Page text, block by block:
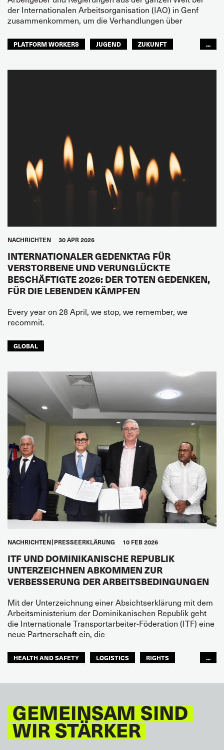
der Internationalen Arbeitsorganisation (IAO) in Genf
zusammenkommen, um die Verhandlungen über
PLATFORM WORKERS JUGEND
ZUKUNFT
...
NACHRICHTEN 30 APR 2026
INTERNATIONALER GEDENKTAG FÜR
VERSTORBENE UND VERUNGLÜCKTE
BESCHÄFTIGTE 2026: DER TOTEN GEDENKEN,
FÜR DIE LEBENDEN KÄMPFEN
Every year on 28 April, we stop, we remember, we
recommit.
GLOBAL
NACHRICHTEN PRESSEERKLÄRUNG 10 FEB 2026
ITF UND DOMINIKANISCHE REPUBLIK
UNTERZEICHNEN ABKOMMEN ZUR
VERBESSERUNG DER ARBEITSBEDINGUNGEN
Mit der Unterzeichnung einer Absichtserklärung mit dem
Arbeitsministerium der Dominikanischen Republik geht
die Internationale Transportarbeiter-Föderation (ITF) eine
neue Partnerschaft ein, die
HEALTH AND SAFETY LOGISTICS
RIGHTS
...
GEMEINSAM SIND
WIR STÄRKER